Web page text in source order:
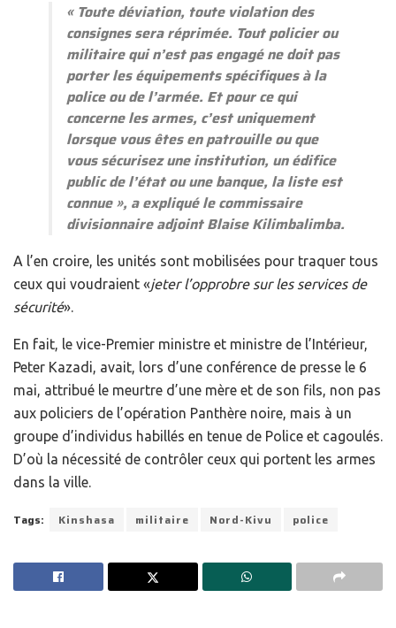
« Toute déviation, toute violation des
consignes sera réprimée. Tout policier ou
militaire qui n’est pas engagé ne doit pas
porter les équipements spécifiques à la
police ou de l’armée. Et pour ce qui
concerne les armes, c’est uniquement
lorsque vous êtes en patrouille ou que
vous sécurisez une institution, un édifice
public de l’état ou une banque, la liste est
connue», a expliqué le commissaire
divisionnaire adjoint Blaise Kilimbalimba.
A l’en croire, les unités sont mobilisées pour traquer tous
ceux qui voudraient «jeter l’opprobre sur les services de
sécurité».
En fait, le vice-Premier ministre et ministre de l’Intérieur,
Peter Kazadi, avait, lors d’une conférence de presse le 6
mai, attribué le meurtre d’une mère et de son fils, non pas
aux policiers de l’opération Panthère noire, mais à un
groupe d’individus habillés en tenue de Police et cagoulés.
D’où la nécessité de contrôler ceux qui portent les armes
dans la ville.
Tags: Kinshasa militaire Nord-Kivu police